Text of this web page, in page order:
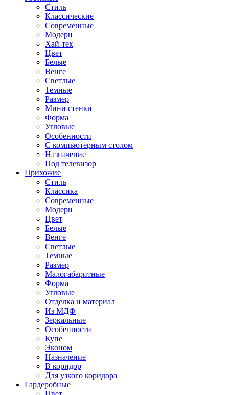
Стиль
Классические
Современные
Модерн
Хай-тек
Цвет
Белые
Венге
Светлые
Темные
Размер
Мини стенки
Форма
Угловые
Особенности
С компьютерным столом
Назначение
Под телевизор
Прихожие
Стиль
Классика
Современные
Модерн
Цвет
Белые
Венге
Светлые
Темные
Размер
Малогабаритные
Форма
Угловые
Отделка и материал
Из МДФ
Зеркальные
Особенности
Купе
Эконом
Назначение
В коридор
Для узкого коридора
Гардеробные